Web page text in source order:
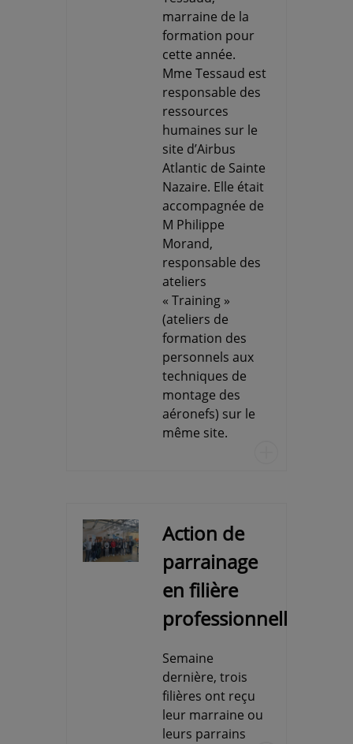
marraine de la
formation pour
cette année.
Mme Tessaud est
responsable des
ressources
humaines sur le
site d’Airbus
Atlantic de Sainte
Nazaire. Elle était
accompagnée de
M Philippe
Morand,
responsable des
ateliers
« Training »
(ateliers de
formation des
personnels aux
techniques de
montage des
aéronefs) sur le
même site.
Action de
parrainage
en filière
professionnelle
Semaine
dernière, trois
filières ont reçu
leur marraine ou
leurs parrains